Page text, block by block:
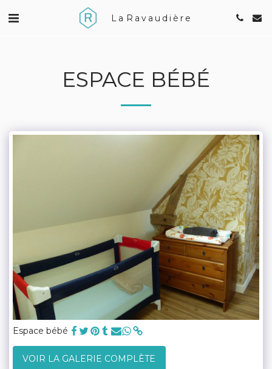
La Ravaudière
ESPACE BÉBÉ
Espace bébé
VOIR LA GALERIE COMPLÈTE